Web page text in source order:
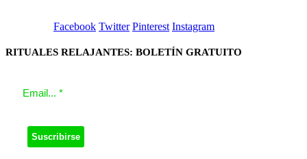
Facebook Twitter Pinterest Instagram
RITUALES RELAJANTES: BOLETÍN GRATUITO